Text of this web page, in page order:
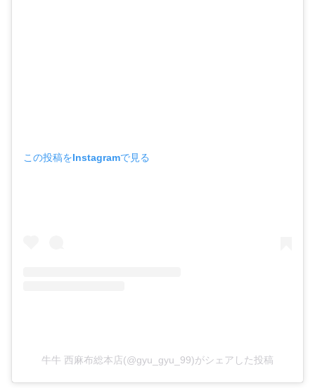
この投稿をInstagramで見る
牛牛 西麻布総本店(@gyu_gyu_99)がシェアした投稿